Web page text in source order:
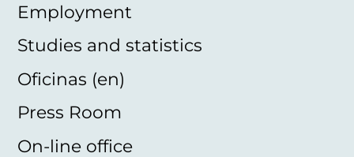
Employment
Studies and statistics
Oficinas (en)
Press Room
On-line office